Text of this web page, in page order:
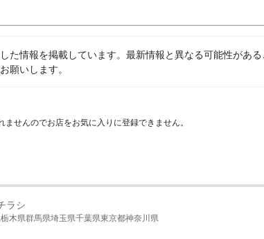
た情報を掲載しています。最新情報と異なる可能性があ
願いします。
せんのでお店をお気に入りに登録できません。
ラシ
栃木県群馬県埼玉県千葉県東京都神奈川県